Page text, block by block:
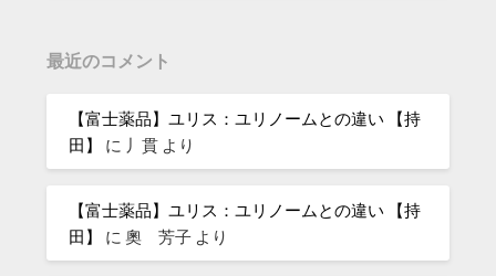
最近のコメント
【富士薬品】ユリス：ユリノームとの違い 【持
田】
に 丿貫 より
【富士薬品】ユリス：ユリノームとの違い 【持
田】
に奧 芳子 より